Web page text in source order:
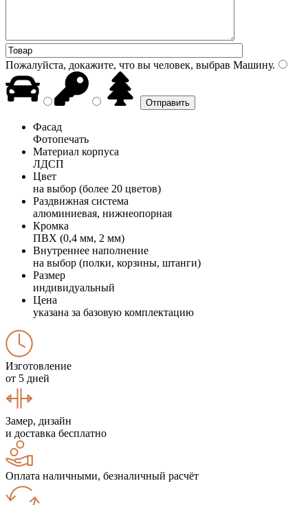
Пожалуйста, докажите, что вы человек, выбрав Машину.
Фасад
Фотопечать
Материал корпуса
ЛДСП
Цвет
на выбор (более 20 цветов)
Раздвижная система
алюминиевая, нижнеопорная
Кромка
ПВХ (0,4 мм, 2 мм)
Внутреннее наполнение
на выбор (полки, корзины, штанги)
Размер
индивидуальный
Цена
указана за базовую комплектацию
Изготовление
от 5 дней
Замер, дизайн
и доставка бесплатно
Оплата наличными, безналичный расчёт